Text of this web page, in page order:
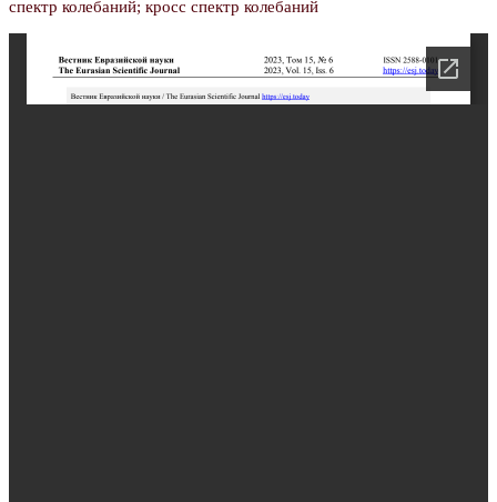
спектр колебаний; кросс спектр колебаний